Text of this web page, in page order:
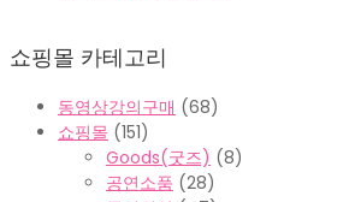
쇼핑몰 카테고리
동영상강의구매 (68)
쇼핑몰 (151)
Goods(굿즈) (8)
공연소품 (28)